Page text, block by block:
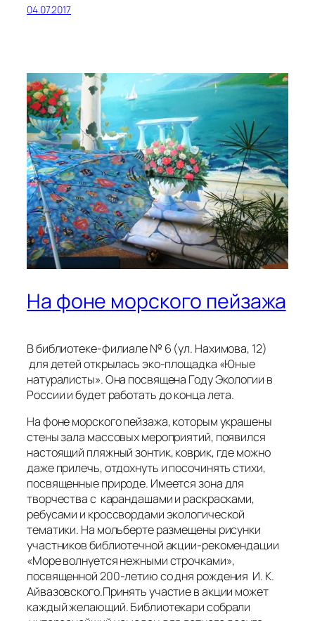
04.07.2017
На фоне морского пейзажа
В библиотеке-филиале № 6 (ул. Нахимова, 12)
для детей открылась эко-площадка «Юные
натуралисты». Она посвящена Году Экологии в
России и будет работать до конца лета.
На фоне морского пейзажа, которым украшены
стены зала массовых мероприятий, появился
настоящий пляжный зонтик, коврик, где можно
даже прилечь, отдохнуть и посочинять стихи,
посвященные природе. Имеется зона для
творчества с карандашами и раскрасками,
ребусами и кроссвордами экологической
тематики. На мольберте размещены рисунки
участников библиотечной акции-рекомендации
«Море волнуется нежными строчками»,
посвященной 200-летию со дня рождения И. К.
Айвазовского.Принять участие в акции может
каждый желающий. Библиотекари собрали